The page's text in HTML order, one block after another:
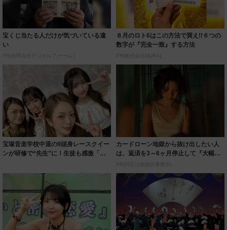
宝くじ当たる人だけが気づいている違
い
PR(合同会社デジタルファーム )
８月のロト6はこの方法で買え!!６つの
数字が『完全一致』する方法
PR(株式会社MURA)
宝塚音楽学校中退の9頭身レースクイー
ンが研修で“先生”に！生徒も感激「本
カードローン地獄から抜け出したい人
は、返済を3～6ヶ月停止して『大幅に
減額してか...
PR(渋谷法務総合事務所)